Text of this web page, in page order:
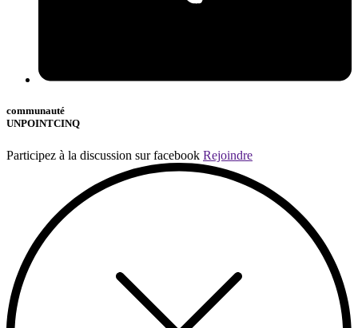
communauté
UNPOINTCINQ
Participez à la discussion sur facebook Rejoindre